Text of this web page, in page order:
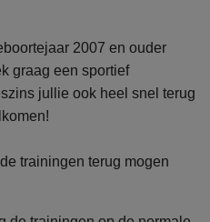
2007 en ouder
graag een sportief
jullie ook heel snel terug
trainingen terug mogen